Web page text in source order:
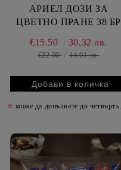
АРИЕЛ ДОЗИ ЗА
ЦВЕТНО ПРАНЕ 38 БР
€15.50 30.32 лв.
€22.50 44.01 лв.
✫ може да допълвате до четвъртък включително